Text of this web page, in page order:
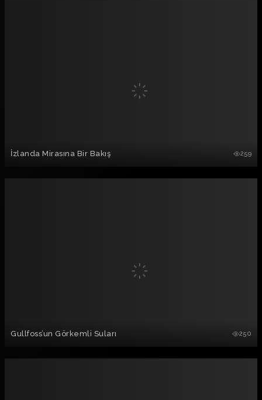
İzlanda Mirasına Bir Bakış 259
Gullfoss’un Görkemli Suları 250